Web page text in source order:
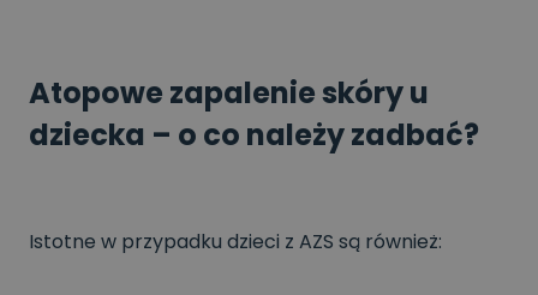
Atopowe zapalenie skóry u
dziecka – o co należy zadbać?
Istotne w przypadku dzieci z AZS są również: